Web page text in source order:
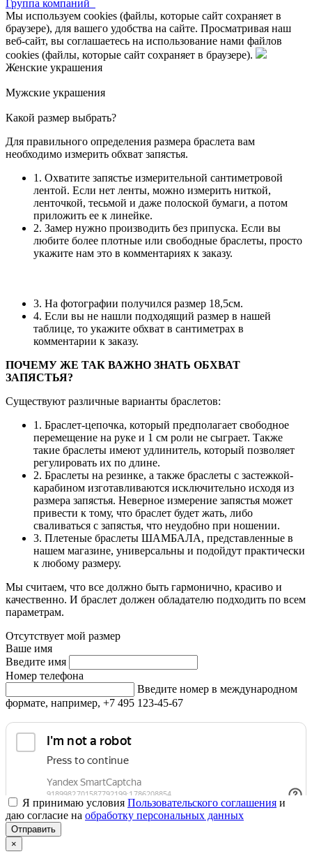
Группа компаний
Мы используем cookies (файлы, которые сайт сохраняет в
браузере), для вашего удобства на сайте. Просматривая наш
веб-сайт, вы соглашаетесь на использование нами файлов
cookies (файлы, которые сайт сохраняет в браузере).
Женские украшения
Мужские украшения
Какой размер выбрать?
Для правильного определения размера браслета вам
необходимо измерить обхват запястья.
1. Охватите запястье измерительной сантиметровой
лентой. Если нет ленты, можно измерить ниткой,
ленточкой, тесьмой и даже полоской бумаги, а потом
приложить ее к линейке.
2. Замер нужно производить без припуска. Если вы
любите более плотные или свободные браслеты, просто
укажите нам это в комментариях к заказу.
3. На фотографии получился размер 18,5см.
4. Если вы не нашли подходящий размер в нашей
таблице, то укажите обхват в сантиметрах в
комментарии к заказу.
ПОЧЕМУ ЖЕ ТАК ВАЖНО ЗНАТЬ ОБХВАТ
ЗАПЯСТЬЯ?
Существуют различные варианты браслетов:
1. Браслет-цепочка, который предполагает свободное
перемещение на руке и 1 см роли не сыграет. Также
такие браслеты имеют удлинитель, который позволяет
регулировать их по длине.
2. Браслеты на резинке, а также браслеты с застежкой-
карабином изготавливаются исключительно исходя из
размера запястья. Неверное измерение запястья может
привести к тому, что браслет будет жать, либо
сваливаться с запястья, что неудобно при ношении.
3. Плетеные браслеты ШАМБАЛА, представленные в
нашем магазине, универсальны и подойдут практически
к любому размеру.
Мы считаем, что все должно быть гармонично, красиво и
качественно. И браслет должен обладателю подходить по всем
параметрам.
Отсутствует мой размер
Ваше имя
Введите имя
Номер телефона
Введите номер в международном
формате, например, +7 495 123-45-67
Я принимаю условия Пользовательского соглашения и
даю согласие на обработку персональных данных
×